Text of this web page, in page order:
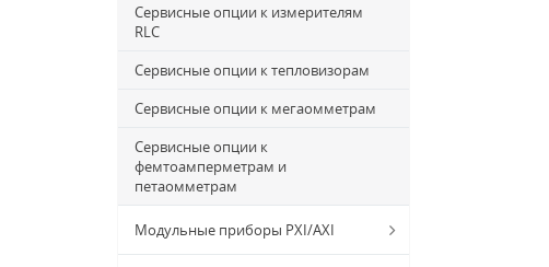
Сервисные опции к измерителям
RLC
Сервисные опции к тепловизорам
Сервисные опции к мегаомметрам
Сервисные опции к
фемтоамперметрам и
петаомметрам
Модульные приборы PXI/AXI